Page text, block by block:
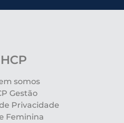
HCP
somos
Gestão
Privacidade
Feminina